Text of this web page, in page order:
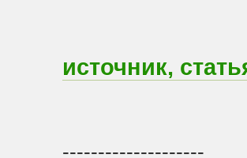
источник,
--------------------